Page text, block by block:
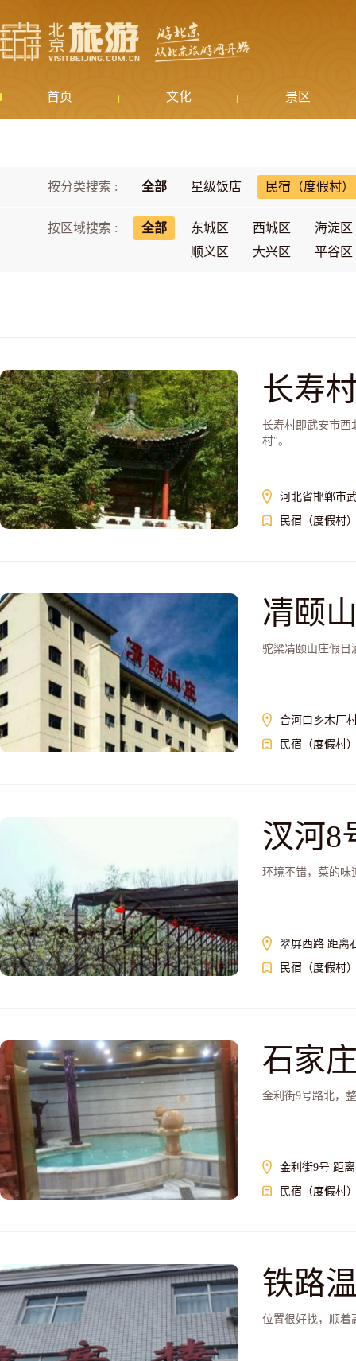
首页 文化 景区
按分类搜索 : 全部 星级饭店 民宿（度假村）
按区域搜索 : 全部 东城区 西城区
海淀区
顺义区
大兴区 平谷区
长寿
长寿村即武安市西
村"。
河北省邯郸市
民宿（度假村
凊颐
驼梁凊颐山庄假日
合河口乡木厂
民宿（度假村
汊河8
环境不错，菜的味
翠屏西路 距离
民宿（度假村
石家
金利街9号路北，
金利街9号 距
民宿（度假村
铁路
位置很好找，顺着